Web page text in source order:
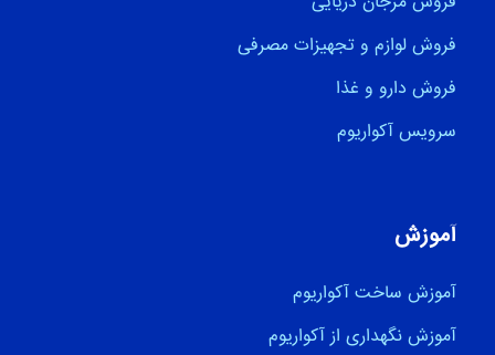
فروش لوازم و تجهیزات مصرفی
فروش دارو و غذا
سرویس آکواریوم
آموزش
آموزش ساخت آکواریوم
آموزش نگهداری از آکواریوم